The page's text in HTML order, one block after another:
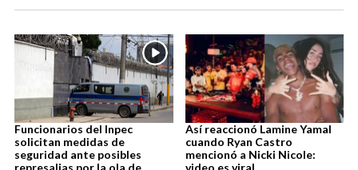
Funcionarios del Inpec
solicitan medidas de
seguridad ante posibles
Así reaccionó Lamine Yamal
cuando Ryan Castro
mencionó a Nicki Nicole: